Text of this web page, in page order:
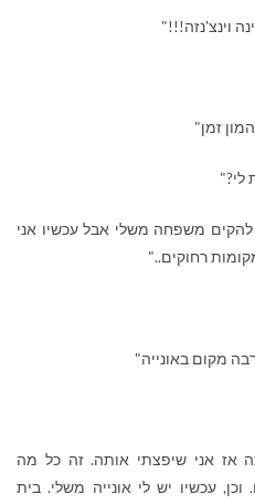
וינצ'נזה!!!"
זמן"
לי?"
להקים משפחה משלי אבל עכשיו אני
רחוקים.."
מקום באונייה"
אז אני שיפצתי אותה. זה כל מה
עכשיו יש לי אונייה משלי. בית